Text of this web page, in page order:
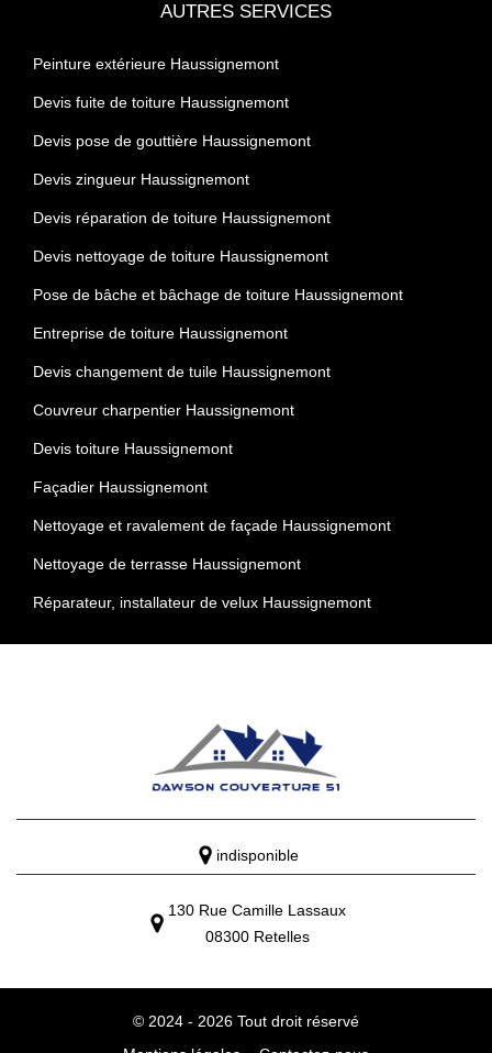
AUTRES SERVICES
Peinture extérieure Haussignemont
Devis fuite de toiture Haussignemont
Devis pose de gouttière Haussignemont
Devis zingueur Haussignemont
Devis réparation de toiture Haussignemont
Devis nettoyage de toiture Haussignemont
Pose de bâche et bâchage de toiture Haussignemont
Entreprise de toiture Haussignemont
Devis changement de tuile Haussignemont
Couvreur charpentier Haussignemont
Devis toiture Haussignemont
Façadier Haussignemont
Nettoyage et ravalement de façade Haussignemont
Nettoyage de terrasse Haussignemont
Réparateur, installateur de velux Haussignemont
indisponible
130 Rue Camille Lassaux
08300 Retelles
© 2024 - 2026 Tout droit réservé